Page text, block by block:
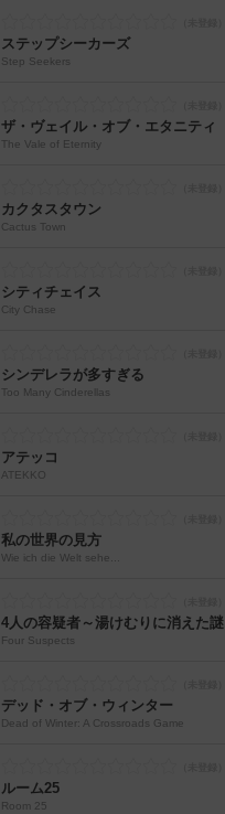
ステップシーカーズ
Step Seekers
ザ・ヴェイル・オブ・エタニティ
The Vale of Eternity
カクタスタウン
Cactus Town
シティチェイス
City Chase
シンデレラが多すぎる
Too Many Cinderellas
アテッコ
ATEKKO
私の世界の見方
Wie ich die Welt sehe...
4人の容疑者～湯けむりに消えた謎
Four Suspects
デッド・オブ・ウィンター
Dead of Winter: A Crossroads Game
ルーム25
Room 25